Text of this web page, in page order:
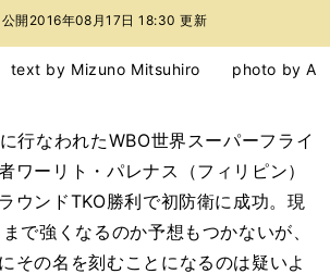
開 2016年08月17日 18:30 更新
text by Mizuno Mitsuhiro photo by A
行なわれたWBO世界スーパーフライ
ワーリト・パレナス（フィリピン）
ウンドTKO勝利で初防衛に成功。現
強くなるのか予想もつかないが、
その名を刻むことになるのは疑いよ